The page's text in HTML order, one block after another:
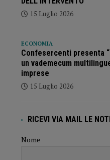
15 Luglio 2026
ECONOMIA
Confesercenti presenta
un vademecum
imprese
15 Luglio 2026
RICEVI VIA MAIL LE
Nome